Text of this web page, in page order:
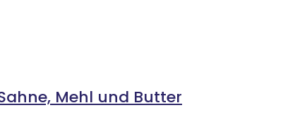
Mehl und Butter